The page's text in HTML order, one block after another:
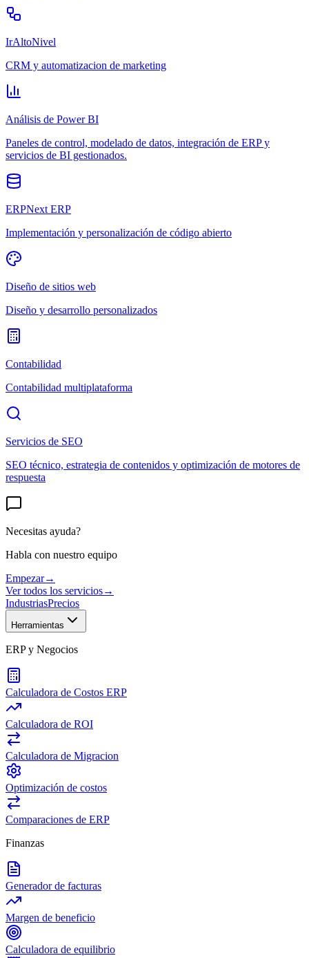
IrAltoNivel
CRM y automatizacion de marketing
Análisis de Power BI
Paneles de control, modelado de datos, integración de ERP y
servicios de BI gestionados.
ERPNext ERP
Implementación y personalización de código abierto
Diseño de sitios web
Diseño y desarrollo personalizados
Contabilidad
Contabilidad multiplataforma
Servicios de SEO
SEO técnico, estrategia de contenidos y optimización de motores de
respuesta
Necesitas ayuda?
Habla con nuestro equipo
Empezar→
Ver todos los servicios→
IndustriasPrecios
Herramientas
ERP y Negocios
Calculadora de Costos ERP
Calculadora de ROI
Calculadora de Migracion
Optimización de costos
Comparaciones de ERP
Finanzas
Generador de facturas
Margen de beneficio
Calculadora de equilibrio